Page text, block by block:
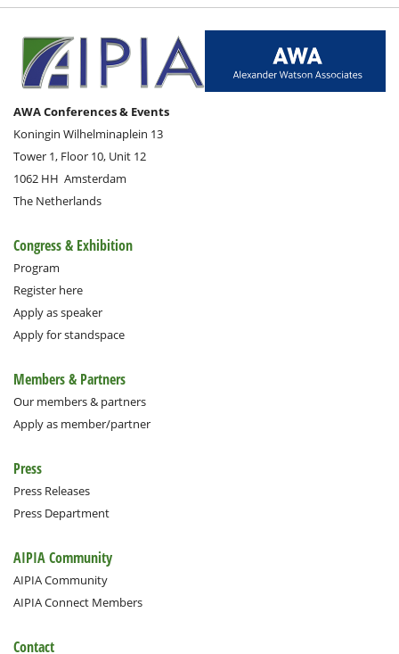
AWA Conferences & Events
Koningin Wilhelminaplein 13
Tower 1, Floor 10, Unit 12
1062 HH Amsterdam
The Netherlands
Congress & Exhibition
Program
Register here
Apply as speaker
Apply for standspace
Members & Partners
Our members & partners
Apply as member/partner
Press
Press Releases
Press Department
AIPIA Community
AIPIA Community
AIPIA Connect Members
Contact